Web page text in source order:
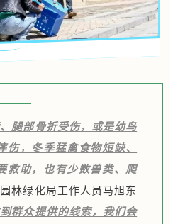
腿部骨折受伤，或是幼鸟
伤，冬季猛禽食物短缺、
救助，也有少数兽类、爬
林绿化局工作人员马旭东
群众提供的线索，我们会